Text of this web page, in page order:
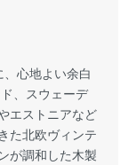
心地よい余白
、スウェーデ
エストニアなど
た北欧ヴィンテ
が調和した木製